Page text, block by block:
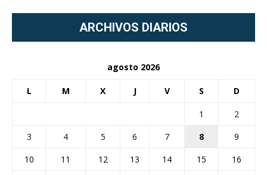
ARCHIVOS DIARIOS
agosto 2026
L M X J V S D
1
2
3
4 5 6 7 8
9
10
11 12 13 14 15
16